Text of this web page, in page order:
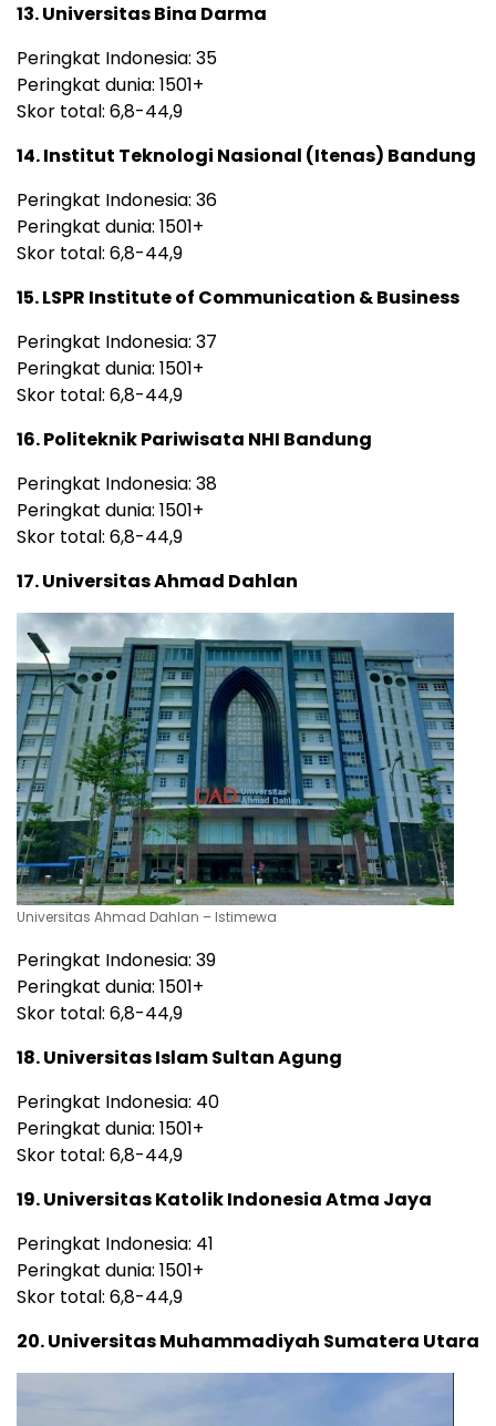
13. Universitas Bina Darma
Peringkat Indonesia: 35
Peringkat dunia: 1501+
Skor total: 6,8-44,9
14. Institut Teknologi Nasional (Itenas) Bandung
Peringkat Indonesia: 36
Peringkat dunia: 1501+
Skor total: 6,8-44,9
15. LSPR Institute of Communication & Business
Peringkat Indonesia: 37
Peringkat dunia: 1501+
Skor total: 6,8-44,9
16. Politeknik Pariwisata NHI Bandung
Peringkat Indonesia: 38
Peringkat dunia: 1501+
Skor total: 6,8-44,9
17. Universitas Ahmad Dahlan
Universitas Ahmad Dahlan – Istimewa
Peringkat Indonesia: 39
Peringkat dunia: 1501+
Skor total: 6,8-44,9
18. Universitas Islam Sultan Agung
Peringkat Indonesia: 40
Peringkat dunia: 1501+
Skor total: 6,8-44,9
19. Universitas Katolik Indonesia Atma Jaya
Peringkat Indonesia: 41
Peringkat dunia: 1501+
Skor total: 6,8-44,9
20. Universitas Muhammadiyah Sumatera Utara